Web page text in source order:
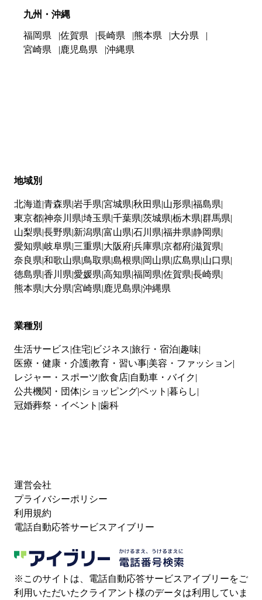
九州・沖縄
福岡県 佐賀県 長崎県 熊本県
大分県
宮崎県
鹿児島県 沖縄県
地域別
北海道 青森県 岩手県 宮城県 秋田県 山形県 福島県
東京都神奈川県 埼玉県 千葉県 茨城県 栃木県 群馬県
山梨県 長野県 新潟県 富山県 石川県 福井県 静岡県
愛知県 岐阜県 三重県 大阪府兵庫県 京都府滋賀県
奈良県 和歌山県 鳥取県 島根県 岡山県 広島県 山口県
徳島県 香川県 愛媛県 高知県 福岡県 佐賀県 長崎県
熊本県 大分県 宮崎県 鹿児島県 沖縄県
業種別
生活サービス 住宅 ビジネス 旅行・宿泊 趣味
医療・健康・介護教育・習い事 美容・ファッション
レジャー・スポーツ 飲食店 自動車・バイク
公共機関・団体 ショッピングペット 暮らし
冠婚葬祭・イベント 歯科
運営会社
プライバシーポリシー
利用規約
電話自動応答サービスアイブリー
※このサイトは、電話自動応答サービスアイブリーをご
利用いただいたクライアント様のデータは利用していま